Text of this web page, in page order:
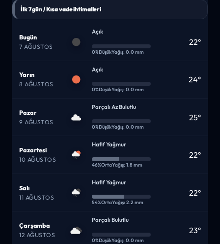
İlk 7 gün / Kısa vade ihtimalleri
Bugün
7 AĞUSTOS
Açık
0%DüşükYağış: 0.0 mm
22°
Yarın
8 AĞUSTOS
Açık
0%DüşükYağış: 0.0 mm
24°
Pazar
9 AĞUSTOS
Parçalı Az Bulutlu
0%DüşükYağış: 0.0 mm
25°
Pazartesi
10 AĞUSTOS
Hafif Yağmur
46%OrtaYağış: 1.8 mm
22°
Salı
11 AĞUSTOS
Hafif Yağmur
54%OrtaYağış: 2.2 mm
22°
Çarşamba
12 AĞUSTOS
Parçalı Bulutlu
0%DüşükYağış: 0.0 mm
23°